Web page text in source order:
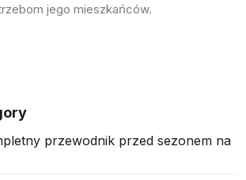
jego mieszkańców.
przewodnik przed sezonem na